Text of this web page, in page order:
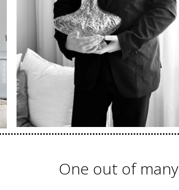
One out of many